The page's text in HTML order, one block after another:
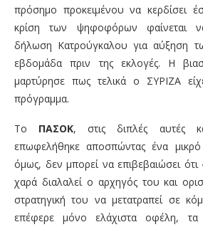
πρόσημο προκειμένου να κερδίσει
κρίση των ψηφοφόρων φαίνεται
δήλωση Κατρούγκαλου για αύξηση
εβδομάδα πριν της εκλογές. Η
μαρτύρησε πως τελικά ο ΣΥΡΙΖΑ
πρόγραμμα.
Το ΠΑΣΟΚ, στις διπλές αυτές
επωφελήθηκε αποσπώντας ένα
όμως, δεν μπορεί να επιβεβαιώσει
χαρά διαλαλεί ο αρχηγός του και
στρατηγική του να μετατραπεί σε
επέφερε μόνο ελάχιστα οφέλη, τα